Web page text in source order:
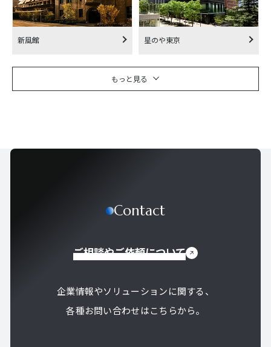
新風館 星のや東京
もっと見る
Contact
ご相談やご依頼について
企業情報やソリューションに関する、
各種お問い合わせはこちらから。